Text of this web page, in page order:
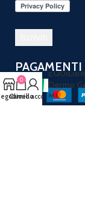
PAGAMENTI
Dermo
Ml
0
Carrello
Il mio account